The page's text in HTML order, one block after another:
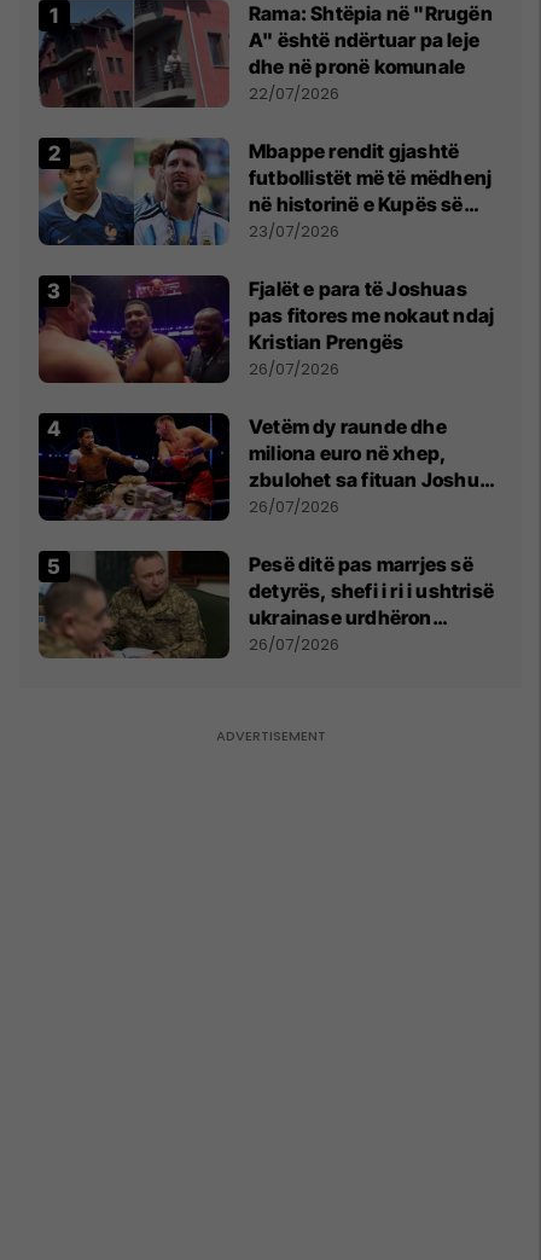
Rama: Shtëpia në "Rrugën
A" është ndërtuar pa leje
dhe në pronë komunale
22/07/2026
Mbappe rendit gjashtë
futbollistët më të mëdhenj
në historinë e Kupës së
Botës, Messi mbetet i dyti
23/07/2026
Fjalët e para të Joshuas
pas fitores me nokaut ndaj
Kristian Prengës
26/07/2026
Vetëm dy raunde dhe
miliona euro në xhep,
zbulohet sa fituan Joshua
e Prenga
26/07/2026
Pesë ditë pas marrjes së
detyrës, shefi i ri i ushtrisë
ukrainase urdhëron
kontroll të madh
26/07/2026